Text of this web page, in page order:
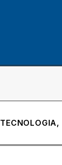
TECNOLOGIA,